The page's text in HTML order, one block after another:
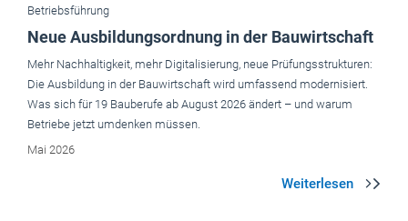
Betriebsführung
Neue Ausbildungsordnung in der Bauwirtschaft
Mehr Nachhaltigkeit, mehr Digitalisierung, neue Prüfungsstrukturen:
Die Ausbildung in der Bauwirtschaft wird umfassend modernisiert.
Was sich für 19 Bauberufe ab August 2026 ändert – und warum
Betriebe jetzt umdenken müssen.
Mai 2026